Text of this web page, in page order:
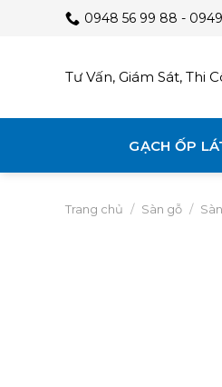
0948 56 99 88 -
Tư Vấn, Giám Sát, Thi
GẠCH ỐP
Trang chủ / Sàn gỗ /